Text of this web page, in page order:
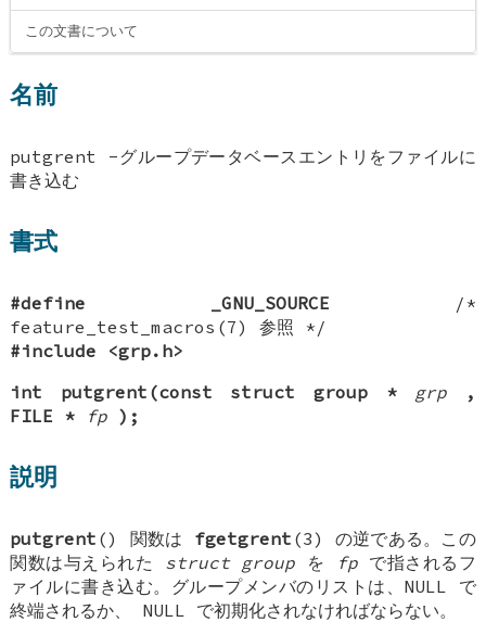
この文書について
名前
putgrent -グループデータベースエントリをファイルに
書き込む
書式
#define _GNU_SOURCE /*
feature_test_macros(7) 参照 */
#include <grp.h>
int putgrent(const struct group *
grp
,
FILE *
fp );
説明
putgrent () 関数は fgetgrent (3) の逆である。この
関数は与えられた struct group を fpで指されるフ
ァイルに書き込む。グループメンバのリストは、NULL で
終端されるか、 NULL で初期化されなければならない。